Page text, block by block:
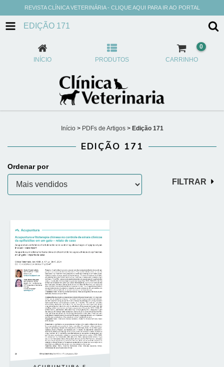
REVISTA CLÍNICA VETERINÁRIA - CLIQUE AQUI PARA IR AO PORTAL
EDIÇÃO 171
INÍCIO PRODUTOS CARRINHO
0
Início > PDFs de Artigos > Edição 171
EDIÇÃO 171
Ordenar por
FILTRAR